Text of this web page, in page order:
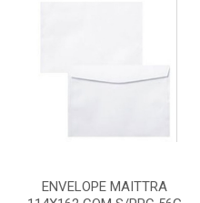
ENVELOPE MAITTRA